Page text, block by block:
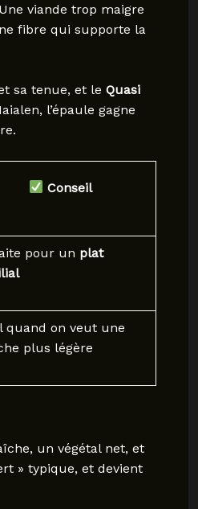
viande trop maigre
fibre qui supporte la
sa tenue, et le Quasi
l’épaule gagne
Conseil
pour un plat
quand on veut une
plus légère
un végétal net, et
» typique, et devient